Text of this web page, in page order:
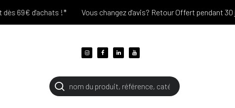
!* Vous changez d'avis? Retour Offert pendant 30 jours !